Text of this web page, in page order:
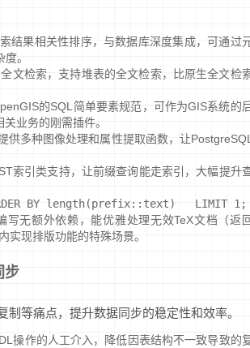
结果相关性排序，与数据库深度集成，可通过
。
文检索，支持堆表的全文检索，比原生全文检
的SQL简单要素规范，可作为GIS系统的
业务的刚需插件。
多种图像处理和属性提取函数，让PostgreSQL
索引类支持，让前缀查询能走索引，大幅提升
BY length(prefix::text)   LIMIT 1;
写无额外依赖，能优雅处理无效TeX文档（返
现排版功能的特殊场景。
步
等痛点，提升数据同步的稳定性和效率。
操作的人工介入，降低因表结构不一致导致的